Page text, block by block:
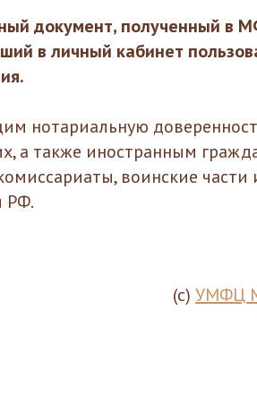
документ, полученный в
в личный кабинет
нотариальную
а также иностранным
воинские
РФ.
(с) УМФЦ